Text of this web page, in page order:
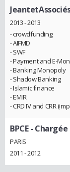
2013 - 2013
- crowdfunding
- AIFMD
- SWF
- Payment and E-
- Banking Monopoly
- Shadow Banking
- Islamic finance
- EMIR
- CRD IV and CRR
BPCE- Chargée
PARIS
2011 - 2012